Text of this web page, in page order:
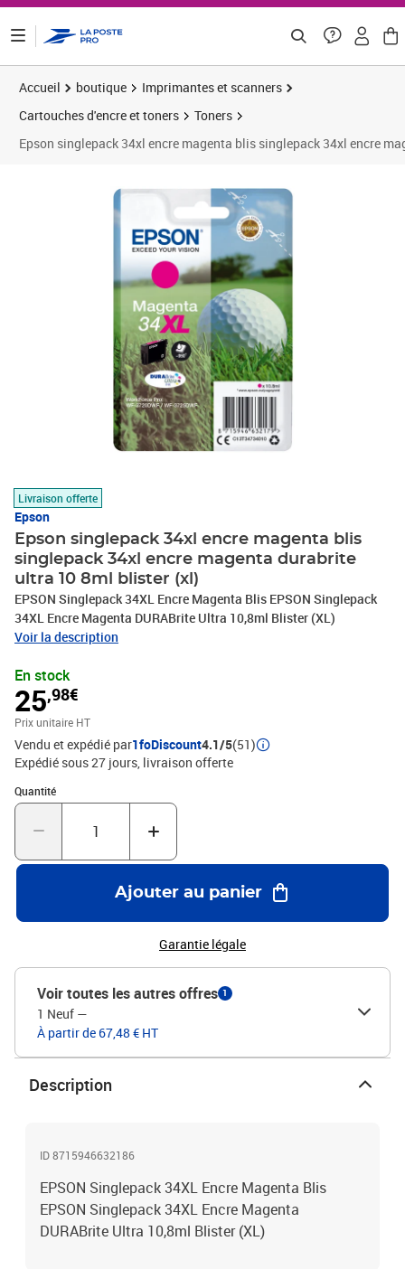
Accueil boutique
Imprimantes et scanners
Cartouches d'encre et toners
Toners
Epson singlepack 34xl encre magenta blis singlepack 34xl encre
Livraison offerte
Epson
Epson singlepack 34xl encre magenta blis
singlepack 34xl encre magenta durabrite
ultra 10 8ml blister (xl)
EPSON Singlepack 34XL Encre Magenta Blis EPSON Singlepack
34XL Encre Magenta DURABrite Ultra 10,8ml Blister (XL)
Voir la description
En stock
25,98€
Prix unitaire HT
Vendu et expédié par1foDiscount4.1/5(51)
Expédié sous 27 jours livraison offerte
Quantité
Quantité : 1
Ajouter au panier
Garantie légale
Voir toutes les autres offres 1
1 Neuf —
À partir de 67,48 € HT
Description
ID 8715946632186
EPSON Singlepack 34XL Encre Magenta Blis
EPSON Singlepack 34XL Encre Magenta
DURABrite Ultra 10,8ml Blister (XL)